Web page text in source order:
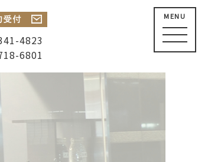
4823
6801
MENU